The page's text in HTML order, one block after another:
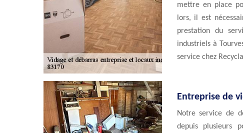
mettre en place
lors, il est
prestation du
industriels à
service chez
Entreprise de
Notre service de
depuis plusieurs